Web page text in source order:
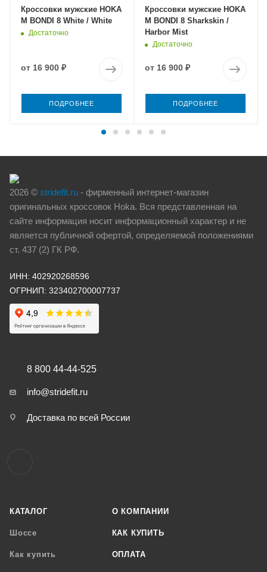
Кроссовки мужские HOKA
M BONDI 8 White / White
Достаточно
от 16 900 ₽
ПОДРОБНЕЕ
Кроссовки мужские HOKA
M BONDI 8 Sharkskin /
Harbor Mist
Достаточно
от 16 900 ₽
ПОДРОБНЕЕ
2026 © stridefit.ru - фирменный интернет-магазин
оригинальных кроссовок Hoka. Вся представленная на
сайте информация носит информационный характер и не
является публичной офертой, определяемой положениями
ст. 437 (2) ГК РФ.
ИНН: 402920268596
ОГРНИП: 323402700007737
КАТАЛОГ
Шоссе
Как купить
О КОМПАНИИ
КАК КУПИТЬ
ОПЛАТА
8 800 44-44-525
info@stridefit.ru
Доставка по всей России